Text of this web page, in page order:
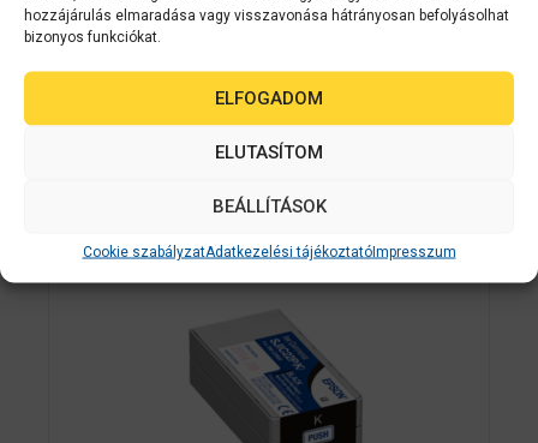
hozzájárulás elmaradása vagy visszavonása hátrányosan befolyásolhat
bizonyos funkciókat.
ELFOGADOM
ELUTASÍTOM
BEÁLLÍTÁSOK
Cookie szabályzatAdatkezelési tájékoztatóImpresszum
Kapcsolódó
termékek